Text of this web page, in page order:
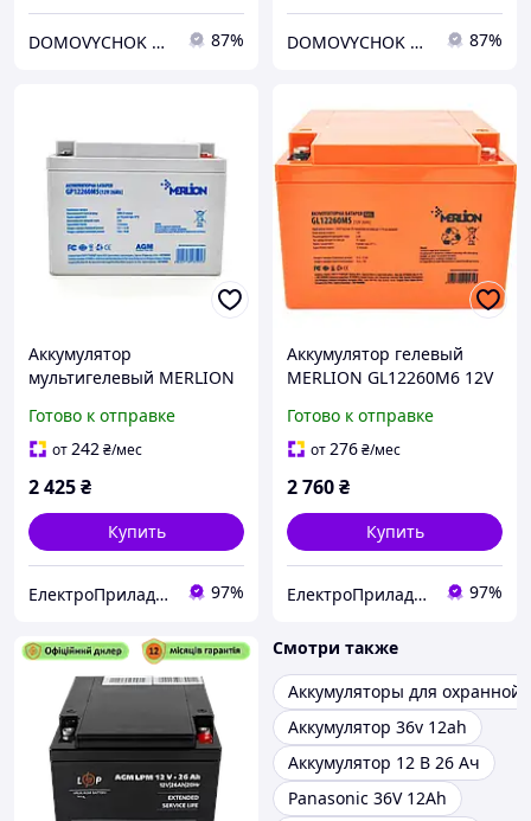
DOMOVYCHOK SHOP 87% DOMOVYCHOK SHOP 87%
Аккумулятор
мультигелевый MERLION
GP12260M6 (батарея для
ИБП)
Готово к отправке
от242₴/мес
2 425₴
Купить
ЕлектроПриладТехСервіс 97%
Аккумулятор гелевый
MERLION GL12260M6 12V
Готово к отправке
от276₴/мес
2 760₴
Купить
ЕлектроПриладТехСервіс 97%
Смотри также
Аккумуляторы для охранной
Аккумулятор 36v 12ah
Аккумулятор 12 В 26 Ач
Panasonic 36V 12Ah